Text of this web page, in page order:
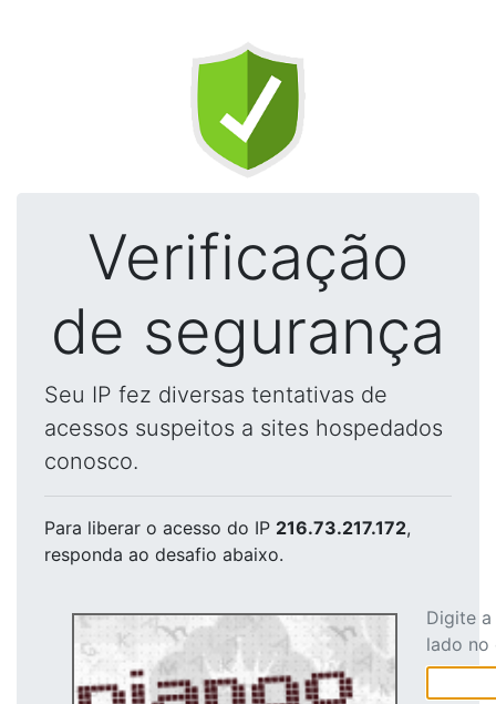
Verificação
de segurança
Seu IP fez diversas tentativas de
acessos suspeitos a sites hospedados
conosco.
Para liberar o acesso do IP 216.73.217.172,
responda ao desafio abaixo.
Digite
lado no